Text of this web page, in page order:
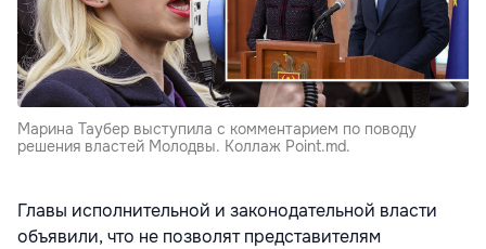
Марина Таубер выступила с комментарием по поводу
решения властей Молодвы. Коллаж Point.md.
Главы исполнительной и законодательной власти
объявили, что не позволят представителям